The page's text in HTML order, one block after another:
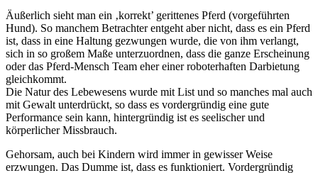
Äußerlich sieht man ein ‚korrekt’ gerittenes Pferd (vorgeführten
Hund). So manchem Betrachter entgeht aber nicht, dass es ein Pferd
ist, dass in eine Haltung gezwungen wurde, die von ihm verlangt,
sich in so großem Maße unterzuordnen, dass die ganze Erscheinung
oder das Pferd-Mensch Team eher einer roboterhaften Darbietung
gleichkommt.
Die Natur des Lebewesens wurde mit List und so manches mal auch
mit Gewalt unterdrückt, so dass es vordergründig eine gute
Performance sein kann, hintergründig ist es seelischer und
körperlicher Missbrauch.
Gehorsam, auch bei Kindern wird immer in gewisser Weise
erzwungen. Das Dumme ist, dass es funktioniert. Vordergründig